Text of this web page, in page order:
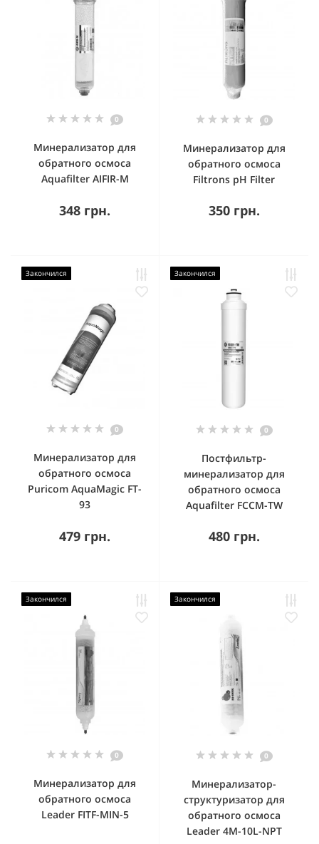
0
Минерализатор для
обратного осмоса
Aquafilter AIFIR-M
348 грн.
0
Минерализатор для
обратного осмоса
Filtrons pH Filter
350 грн.
Закончился
0
Минерализатор для
обратного осмоса
Puricom AquaMagic FT-
93
479 грн.
Закончился
0
Постфильтр-
минерализатор для
обратного осмоса
Aquafilter FCCM-TW
480 грн.
Закончился
0
Минерализатор для
обратного осмоса
Leader FITF-MIN-5
Закончился
0
Минерализатор-
структуризатор для
обратного осмоса
Leader 4M-10L-NPT